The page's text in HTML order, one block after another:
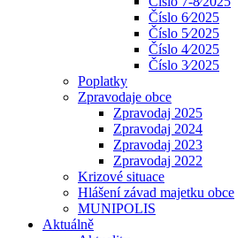
Číslo 6⁄2025
Číslo 5⁄2025
Číslo 4⁄2025
Číslo 3⁄2025
Poplatky
Zpravodaje obce
Zpravodaj 2025
Zpravodaj 2024
Zpravodaj 2023
Zpravodaj 2022
Krizové situace
Hlášení závad majetku obce
MUNIPOLIS
Aktuálně